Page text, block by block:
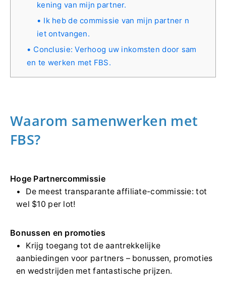
kening van mijn partner.
Ik heb de commissie van mijn partner n
iet ontvangen.
Conclusie: Verhoog uw inkomsten door sam
en te werken met FBS.
Waarom samenwerken met
FBS?
Hoge Partnercommissie
De meest transparante affiliate-commissie: tot
wel $10 per lot!
Bonussen en promoties
Krijg toegang tot de aantrekkelijke
aanbiedingen voor partners – bonussen, promoties
en wedstrijden met fantastische prijzen.